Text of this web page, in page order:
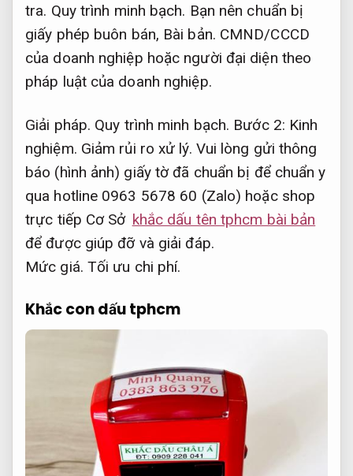
tra. Quy trình minh bạch. Bạn nên chuẩn bị
giấy phép buôn bán, Bài bản. CMND/CCCD
của doanh nghiệp hoặc người đại diện theo
pháp luật của doanh nghiệp.
Giải pháp. Quy trình minh bạch. Bước 2: Kinh
nghiệm. Giảm rủi ro xử lý. Vui lòng gửi thông
báo (hình ảnh) giấy tờ đã chuẩn bị để chuẩn y
qua hotline 0963 5678 60 (Zalo) hoặc shop
trực tiếp Cơ Sở khắc dấu tên tphcm bài bản
để được giúp đỡ và giải đáp.
Mức giá. Tối ưu chi phí.
Khắc con dấu tphcm